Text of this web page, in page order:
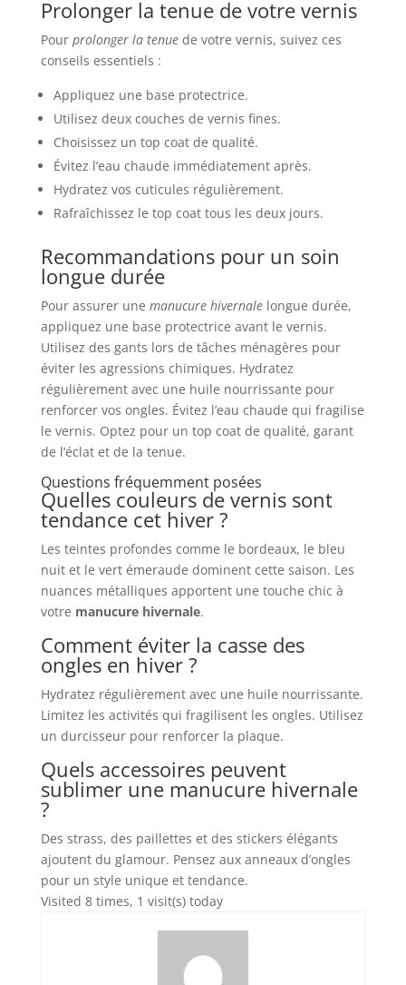
Prolonger la tenue de votre vernis
Pour prolonger la tenuede votre vernis, suivez ces
conseils essentiels :
Appliquez une base protectrice.
Utilisez deux couches de vernis fines.
Choisissez un top coat de qualité.
Évitez l’eau chaude immédiatement après.
Hydratez vos cuticules régulièrement.
Rafraîchissez le top coat tous les deux jours.
Recommandations pour un soin
longue durée
Pour assurer une manucure hivernalelongue durée,
appliquez une base protectrice avant le vernis.
Utilisez des gants lors de tâches ménagères pour
éviter les agressions chimiques. Hydratez
régulièrement avec une huile nourrissante pour
renforcer vos ongles. Évitez l’eau chaude qui fragilise
le vernis. Optez pour un top coat de qualité, garant
de l’éclat et de la tenue.
Questions fréquemment posées
Quelles couleurs de vernis sont
tendance cet hiver ?
Les teintes profondes comme le bordeaux, le bleu
nuit et le vert émeraude dominent cette saison. Les
nuances métalliques apportent une touche chic à
votre manucure hivernale.
Comment éviter la casse des
ongles en hiver ?
Hydratez régulièrement avec une huile nourrissante.
Limitez les activités qui fragilisent les ongles. Utilisez
un durcisseur pour renforcer la plaque.
Quels accessoires peuvent
sublimer une manucure hivernale
?
Des strass, des paillettes et des stickers élégants
ajoutent du glamour. Pensez aux anneaux d’ongles
pour un style unique et tendance.
Visited 8 times, 1 visit(s) today